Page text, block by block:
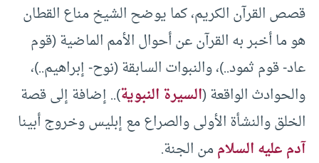
قصص القرآن الكريم، كما يوضح الشيخ مناع القطان
هو ما أخبر به القرآن عن أحوال الأمم الماضية (قوم
عاد- قوم ثمود..)، والنبوات السابقة (نوح- إبراهيم..)،
والحوادث الواقعة (السيرة النبوية).. إضافة إلى قصة
الخلق والنشأة الأولى والصراع مع إبليس وخروج أبينا
آدم عليه السلاممن الجنة.